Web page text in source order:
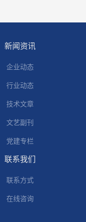
新闻资讯
企业动态
行业动态
技术文章
文艺副刊
党建专栏
联系我们
联系方式
在线咨询